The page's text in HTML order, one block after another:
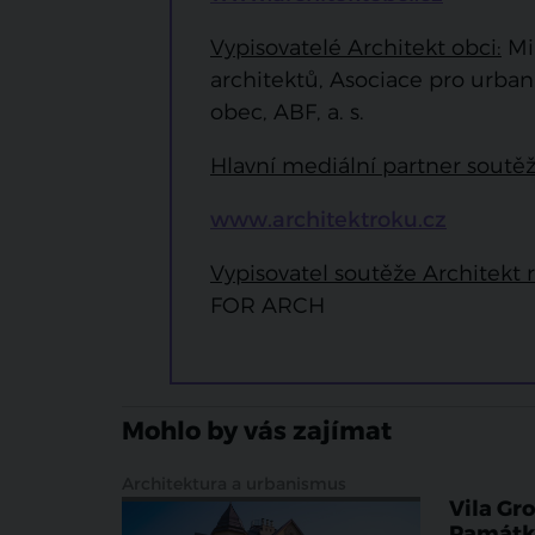
Vypisovatelé Architekt obci:
architektů, Asociace pro
obec, ABF, a. s.
Hlavní mediální partner
www.architektroku.cz
Vypisovatel soutěže Architekt
FOR ARCH
Mohlo by vás zajímat
Vila